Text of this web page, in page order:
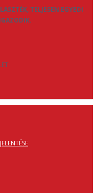
TELJESEN EGYEDI